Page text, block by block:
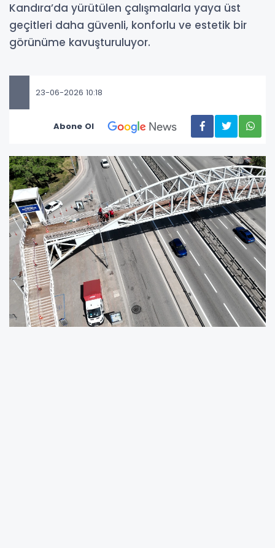
Kandıra’da yürütülen çalışmalarla yaya üst
geçitleri daha güvenli, konforlu ve estetik bir
görünüme kavuşturuluyor.
23-06-2026 10:18
Abone Ol